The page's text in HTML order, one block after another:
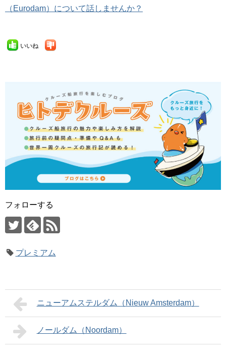
（Eurodam）について話しませんか？
いいね
フォローする
プレミアム
ニューアムステルダム（Nieuw Amsterdam）
ノールダム（Noordam）